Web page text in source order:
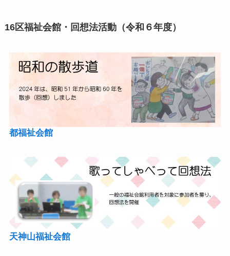
16区福祉会館・回想法活動（令和６年度）
都福祉会館
天神山福祉会館